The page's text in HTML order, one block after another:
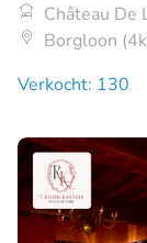
Château De
Borgloon
Verkocht: 130